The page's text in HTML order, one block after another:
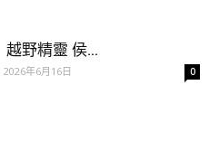
越野精靈 侯...
2026年6月16日 0